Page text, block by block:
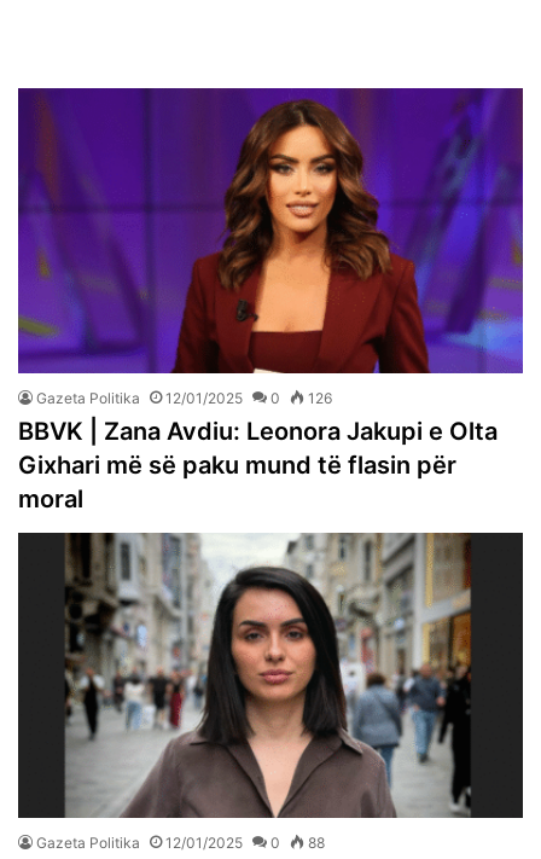
Gazeta Politika 12/01/2025 0 126
BBVK | Zana Avdiu: Leonora Jakupi e Olta
Gixhari më së paku mund të flasin për
moral
Gazeta Politika 12/01/2025 0 88